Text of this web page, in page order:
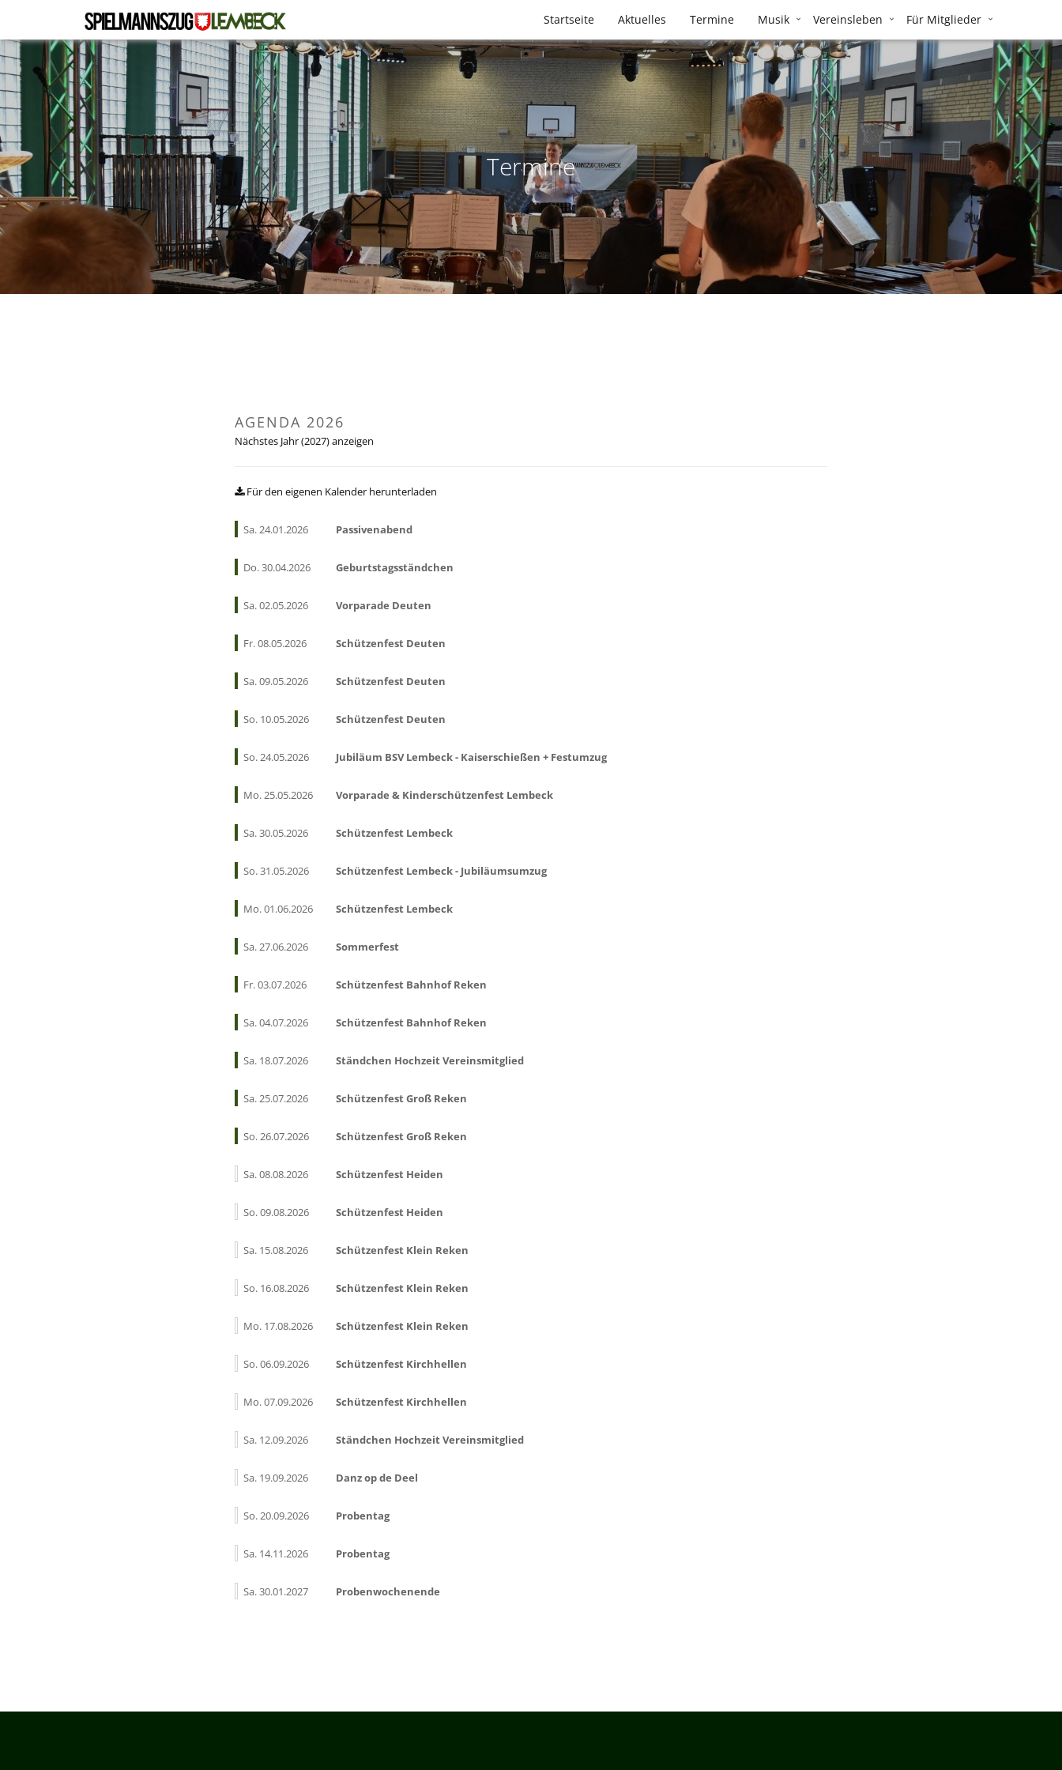
Startseite Aktuelles Termine Musik Vereinsleben Für Mitglieder
Termine
AGENDA 2026
Nächstes Jahr (2027) anzeigen
Für den eigenen Kalender herunterladen
Sa. 24.01.2026 Passivenabend
Do. 30.04.2026 Geburtstagsständchen
Sa. 02.05.2026 Vorparade Deuten
Fr. 08.05.2026 Schützenfest Deuten
Sa. 09.05.2026 Schützenfest Deuten
So. 10.05.2026 Schützenfest Deuten
So. 24.05.2026 Jubiläum BSV Lembeck - Kaiserschießen + Festumzug
Mo. 25.05.2026 Vorparade & Kinderschützenfest Lembeck
Sa. 30.05.2026 Schützenfest Lembeck
So. 31.05.2026 Schützenfest Lembeck - Jubiläumsumzug
Mo. 01.06.2026 Schützenfest Lembeck
Sa. 27.06.2026 Sommerfest
Fr. 03.07.2026 Schützenfest Bahnhof Reken
Sa. 04.07.2026 Schützenfest Bahnhof Reken
Sa. 18.07.2026 Ständchen Hochzeit Vereinsmitglied
Sa. 25.07.2026 Schützenfest Groß Reken
So. 26.07.2026 Schützenfest Groß Reken
Sa. 08.08.2026 Schützenfest Heiden
So. 09.08.2026 Schützenfest Heiden
Sa. 15.08.2026 Schützenfest Klein Reken
So. 16.08.2026 Schützenfest Klein Reken
Mo. 17.08.2026 Schützenfest Klein Reken
So. 06.09.2026 Schützenfest Kirchhellen
Mo. 07.09.2026 Schützenfest Kirchhellen
Sa. 12.09.2026 Ständchen Hochzeit Vereinsmitglied
Sa. 19.09.2026 Danz op de Deel
So. 20.09.2026 Probentag
Sa. 14.11.2026 Probentag
Sa. 30.01.2027 Probenwochenende